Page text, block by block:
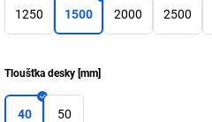
1250 1500 2000 2500
Tloušťka desky [mm]
40 50